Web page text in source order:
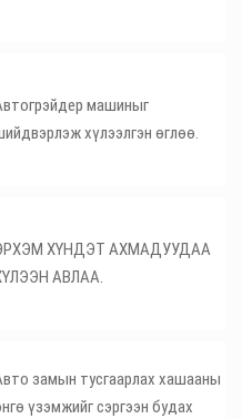
машиныг
хүлээлгэн өглөө.
ХҮНДЭТ АХМАДУУДАА
АВЛАА.
замын тусгаарлах хашааны
үзэмжийг сэргээн будах